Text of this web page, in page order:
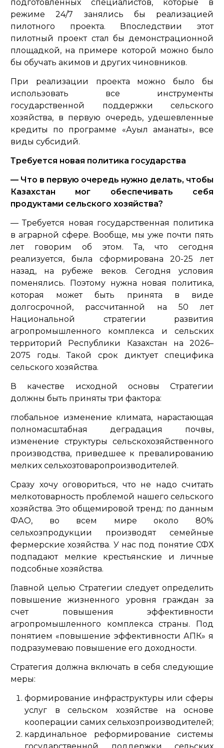
подготовленных специалистов, которые в
режиме 24/7 занялись бы реализацией
пилотного проекта. Впоследствии этот
пилотный проект стал бы демонстрационной
площадкой, на примере которой можно было
бы обучать акимов и других чиновников.
При реализации проекта можно было бы
использовать все инструменты
государственной поддержки сельского
хозяйства, в первую очередь, удешевленные
кредиты по программе «Ауыл аманаты», все
виды субсидий.
Требуется новая политика государства
— Что в первую очередь нужно делать, чтобы
Казахстан мог обеспечивать себя
продуктами сельского хозяйства?
— Требуется новая государственная политика
в аграрной сфере. Вообще, мы уже почти пять
лет говорим об этом. Та, что сегодня
реализуется, была сформирована 20-25 лет
назад, на рубеже веков. Сегодня условия
поменялись. Поэтому нужна новая политика,
которая может быть принята в виде
долгосрочной, рассчитанной на 50 лет
Национальной стратегии развития
агропромышленного комплекса и сельских
территорий Республики Казахстан на 2026–
2075 годы. Такой срок диктует специфика
сельского хозяйства.
В качестве исходной основы Стратегии
должны быть приняты три фактора:
глобальное изменение климата, нарастающая
полномасштабная деградация почвы,
изменение структуры сельскохозяйственного
производства, приведшее к превалированию
мелких сельхозтоваропроизводителей.
Сразу хочу оговориться, что не надо считать
мелкотоварность проблемой нашего сельского
хозяйства. Это общемировой тренд: по данным
ФАО, во всем мире около 80%
сельхозпродукции производят семейные
фермерские хозяйства. У нас под понятие СФХ
подпадают мелкие крестьянские и личные
подсобные хозяйства.
Главной целью Стратегии следует определить
повышение жизненного уровня граждан за
счет повышения эффективности
агропромышленного комплекса страны. Под
понятием «повышение эффективности АПК» я
подразумеваю повышение его доходности.
Стратегия должна включать в себя следующие
меры:
формирование инфраструктуры или сферы
услуг в сельском хозяйстве на основе
кооперации самих сельхозпроизводителей;
кардинальное реформирование системы